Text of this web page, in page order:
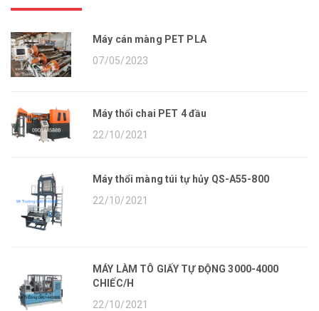
Máy cán màng PET PLA
07/05/2023
Máy thổi chai PET 4 đầu
22/10/2021
Máy thổi màng túi tự hủy QS-A55-800
22/10/2021
MÁY LÀM TÔ GIẤY TỰ ĐỘNG 3000-4000
CHIẾC/H
22/10/2021